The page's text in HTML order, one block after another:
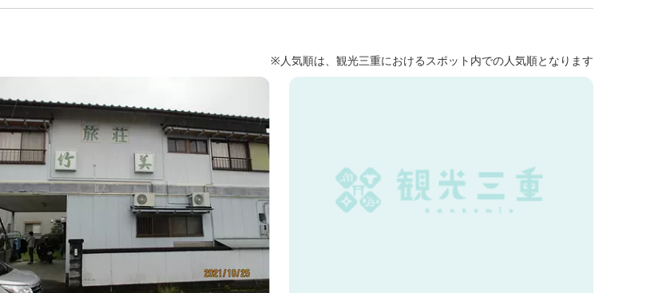
※人気順は、観光三重におけるスポット内での人気順となります